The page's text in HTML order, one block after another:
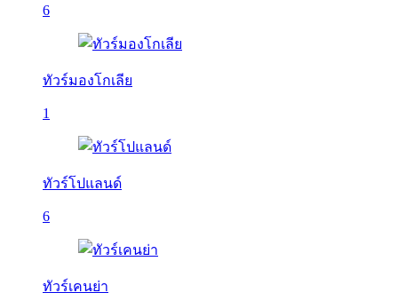
6
ทัวร์มองโกเลีย
1
ทัวร์โปแลนด์
6
ทัวร์เคนย่า